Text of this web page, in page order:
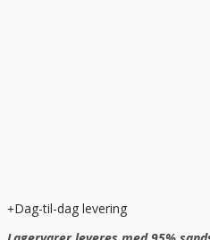
Dag-til-dag levering